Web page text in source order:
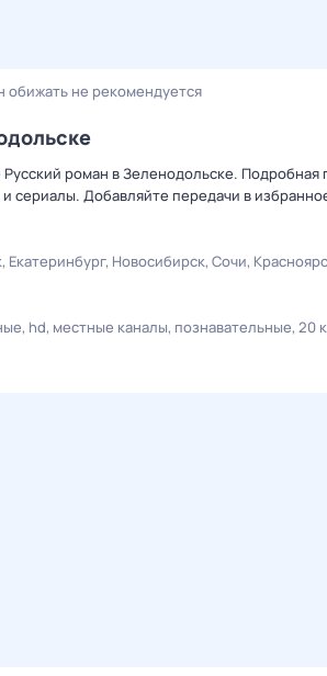
не рекомендуется
роман в Зеленодольске. Подробная
Добавляйте передачи в
Екатеринбург Новосибирск Сочи
hd местные каналы познавательные 20